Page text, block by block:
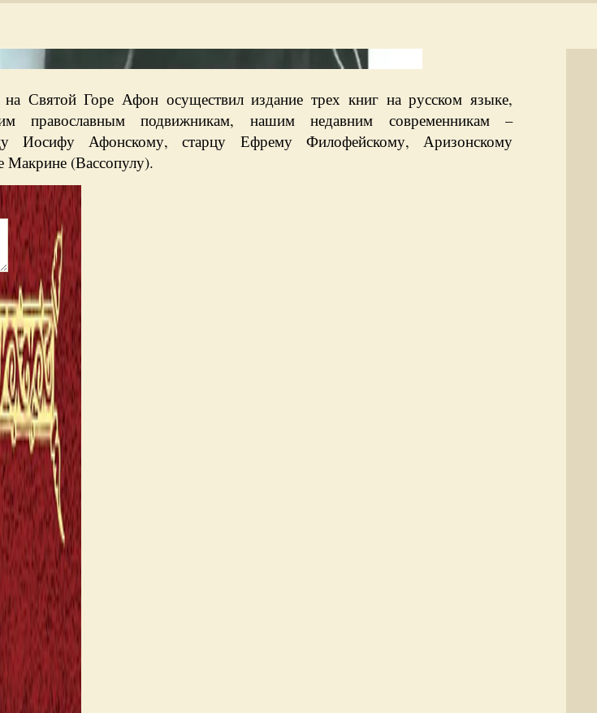
Святой Горе Афон осуществил издание трех книг на русском языке,
православным подвижникам, нашим недавним современникам –
Иосифу Афонскому, старцу Ефрему Филофейскому, Аризонскому
Макрине (Вассопулу).